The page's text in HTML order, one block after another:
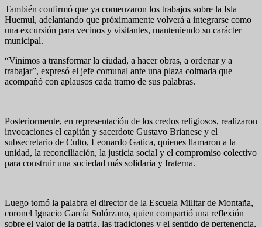
También confirmó que ya comenzaron los trabajos sobre la Isla
Huemul, adelantando que próximamente volverá a integrarse como
una excursión para vecinos y visitantes, manteniendo su carácter
municipal.
“Vinimos a transformar la ciudad, a hacer obras, a ordenar y a
trabajar”, expresó el jefe comunal ante una plaza colmada que
acompañó con aplausos cada tramo de sus palabras.
Posteriormente, en representación de los credos religiosos, realizaron
invocaciones el capitán y sacerdote Gustavo Brianese y el
subsecretario de Culto, Leonardo Gatica, quienes llamaron a la
unidad, la reconciliación, la justicia social y el compromiso colectivo
para construir una sociedad más solidaria y fraterna.
Luego tomó la palabra el director de la Escuela Militar de Montaña,
coronel Ignacio García Solórzano, quien compartió una reflexión
sobre el valor de la patria, las tradiciones y el sentido de pertenencia,